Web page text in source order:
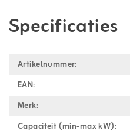
Specificaties
Artikelnummer:
EAN:
Merk:
Capaciteit (min-max kW):